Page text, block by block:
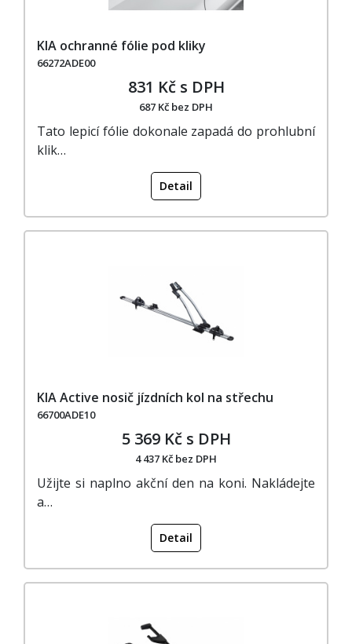
KIA ochranné fólie pod kliky
66272ADE00
831 Kč s DPH
687 Kč bez DPH
Tato lepicí fólie dokonale zapadá do prohlubní
klik…
Detail
KIA Active nosič jízdních kol na střechu
66700ADE10
5 369 Kč s DPH
4 437 Kč bez DPH
Užijte si naplno akční den na koni. Nakládejte
a…
Detail